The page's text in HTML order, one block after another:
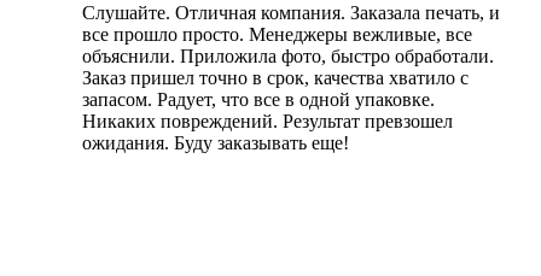
Слушайте. Отличная компания. Заказала печать, и
все прошло просто. Менеджеры вежливые, все
объяснили. Приложила фото, быстро обработали.
Заказ пришел точно в срок, качества хватило с
запасом. Радует, что все в одной упаковке.
Никаких повреждений. Результат превзошел
ожидания. Буду заказывать еще!